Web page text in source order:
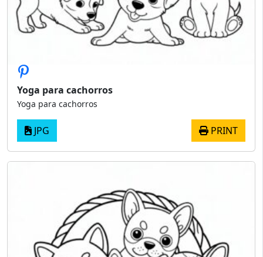
Yoga para cachorros
Yoga para cachorros
JPG PRINT